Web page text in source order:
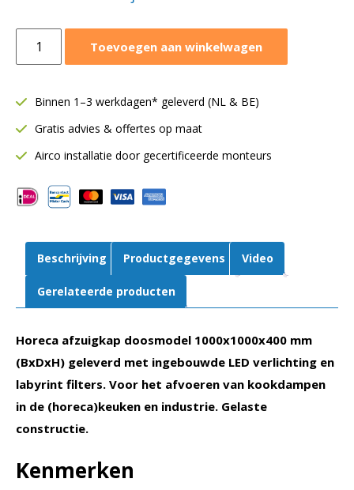
doosmodel
mm
Inclusief
LED
|
Gelaste
aantal
Toevoegen aan winkelwagen
Binnen 1–3 werkdagen* geleverd (NL & BE)
Gratis advies & offertes op maat
Airco installatie door gecertificeerde monteurs
Beschrijving Productgegevens Video
Gerelateerde producten
Horeca afzuigkap doosmodel 1000x1000x400 mm
(BxDxH) geleverd met ingebouwde LED verlichting en
labyrint filters. Voor het afvoeren van kookdampen
in de (horeca)keuken en industrie. Gelaste
constructie.
Kenmerken